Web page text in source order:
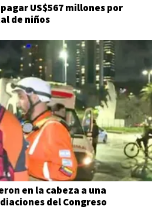
US$567 millones por
de niños
en la cabeza a una
del Congreso